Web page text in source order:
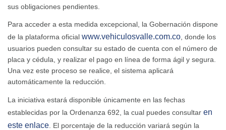
sus obligaciones pendientes.
Para acceder a esta medida excepcional, la Gobernación dispone
de la plataforma oficial www.vehiculosvalle.com.co, donde los
usuarios pueden consultar su estado de cuenta con el número de
placa y cédula, y realizar el pago en línea de forma ágil y segura.
Una vez este proceso se realice, el sistema aplicará
automáticamente la reducción.
La iniciativa estará disponible únicamente en las fechas
establecidas por la Ordenanza 692, la cual puedes consultar en
este enlace . El porcentaje de la reducción variará según la